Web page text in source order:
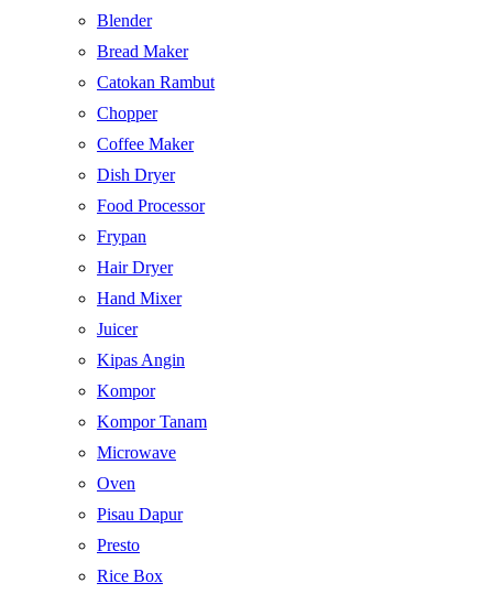
Blender
Bread Maker
Catokan Rambut
Chopper
Coffee Maker
Dish Dryer
Food Processor
Frypan
Hair Dryer
Hand Mixer
Juicer
Kipas Angin
Kompor
Kompor Tanam
Microwave
Oven
Pisau Dapur
Presto
Rice Box